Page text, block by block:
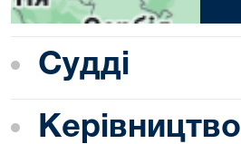
Судді
Керівництво